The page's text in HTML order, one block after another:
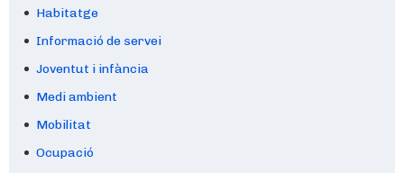
Habitatge
Informació de servei
Joventut i infància
Medi ambient
Mobilitat
Ocupació